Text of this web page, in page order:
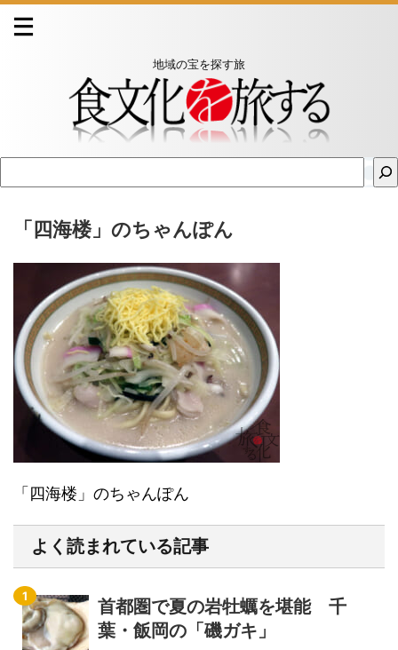
地域の宝を探す旅
「四海楼」のちゃんぽん
「四海楼」のちゃんぽん
よく読まれている記事
首都圏で夏の岩牡蠣を堪能 千
葉・飯岡の「磯ガキ」